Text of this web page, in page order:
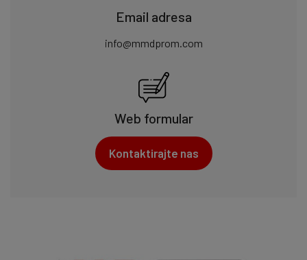
Email adresa
info@mmdprom.com
Web formular
Kontaktirajte nas